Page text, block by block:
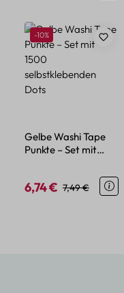
Produktgalerie
Rabatt
-10%
Gelbe Washi Tape
Punkte – Set mit
Dots
Verkaufspreis:
6,74 € Regulärer
7,49 €